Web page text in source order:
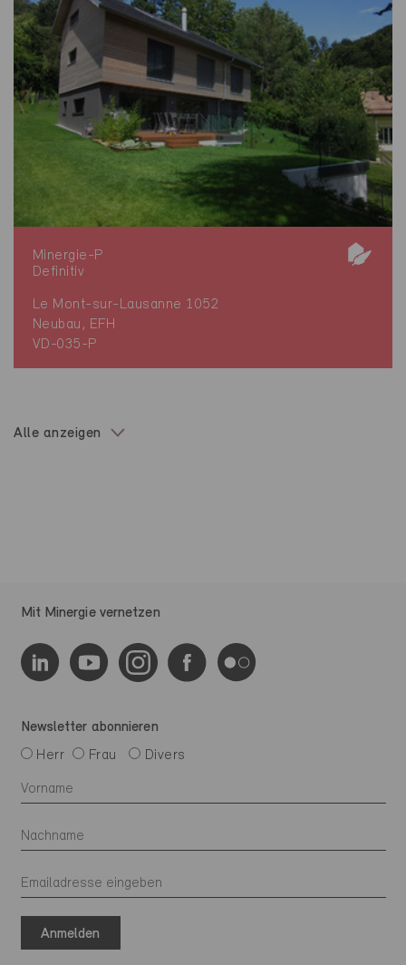
Minergie-P
Definitiv
Le Mont-sur-Lausanne 1052
Neubau, EFH
VD-035-P
Alle anzeigen
Mit Minergie vernetzen
Newsletter abonnieren
Herr
Frau Divers
Anmelden